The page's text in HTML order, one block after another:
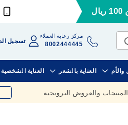
مركز رعاية العملاء
8002444445 تسجيل
والأم العناية بالشعر العناية الشخصية
والعروض الترويجية.